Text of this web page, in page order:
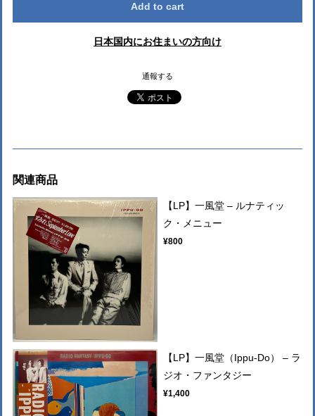
Add to cart
日本国内にお住まいの方向け
通報する
関連商品
【LP】一風堂 – ルナティッ
ク・メニュー
¥800
【LP】一風堂（Ippu-Do） ‎– ラ
ジオ・ファンタジー
¥1,400